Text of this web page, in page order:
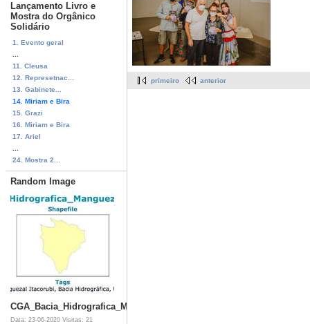
Lançamento Livro e
Mostra do Orgânico
Solidário
1. Evento geral
11. Cleusa
12. Represetnac...
13. Gabinete...
14. Miriam e Bira
15. Grazi
16. Miriam e Bira
17. Ariel
24. Mostra 2...
Random Image
CGA_Bacia_Hidrografica_Manguezal_Itacorubi
Data: 23-06-2020 Visitas: 21
primeiro anterior